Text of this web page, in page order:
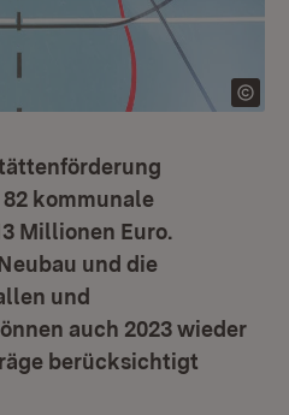
kommunale
Millionen Euro.
und die
und
auch 2023 wieder
berücksichtigt